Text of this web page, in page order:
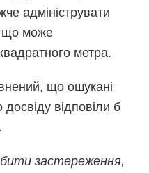
адмініструвати
що може
метра.
що ошукані
досвіду відповіли б
застереження,